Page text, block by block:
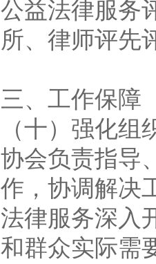
公益法律服务
所、律师评先
三、工作保障
（十）强化
协会负责指导
作，协调解决
法律服务深入
和群众实际需